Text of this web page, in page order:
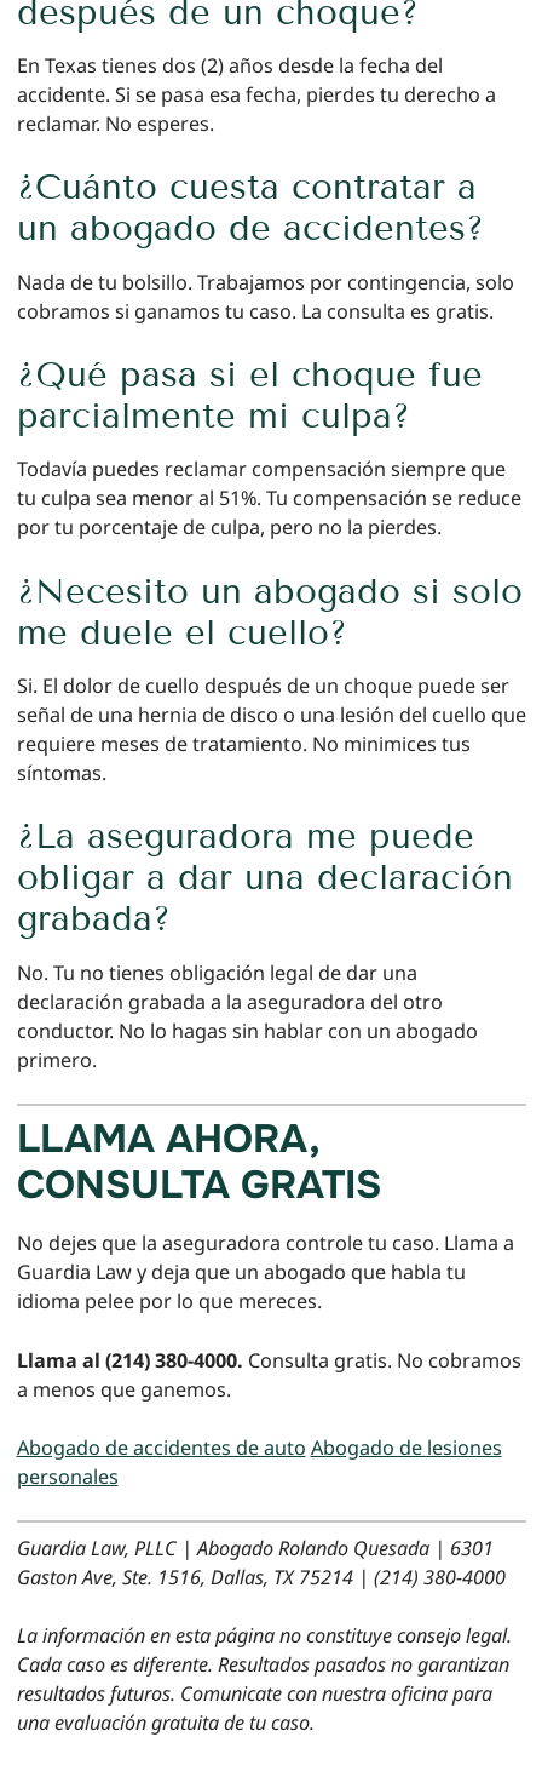
después de un choque?
En Texas tienes dos (2) años desde la fecha del
accidente. Si se pasa esa fecha, pierdes tu derecho a
reclamar. No esperes.
¿Cuánto cuesta contratar a
un abogado de accidentes?
Nada de tu bolsillo. Trabajamos por contingencia, solo
cobramos si ganamos tu caso. La consulta es gratis.
¿Qué pasa si el choque fue
parcialmente mi culpa?
Todavía puedes reclamar compensación siempre que
tu culpa sea menor al 51%. Tu compensación se reduce
por tu porcentaje de culpa, pero no la pierdes.
¿Necesito un abogado si solo
me duele el cuello?
Si. El dolor de cuello después de un choque puede ser
señal de una hernia de disco o una lesión del cuello que
requiere meses de tratamiento. No minimices tus
síntomas.
¿La aseguradora me puede
obligar a dar una declaración
grabada?
No. Tu no tienes obligación legal de dar una
declaración grabada a la aseguradora del otro
conductor. No lo hagas sin hablar con un abogado
primero.
LLAMA AHORA,
CONSULTA GRATIS
No dejes que la aseguradora controle tu caso. Llama a
Guardia Law y deja que un abogado que habla tu
idioma pelee por lo que mereces.
Llama al (214) 380-4000. Consulta gratis. No cobramos
a menos que ganemos.
Abogado de accidentes de auto Abogado de lesiones
personales
Guardia Law, PLLC | Abogado Rolando Quesada | 6301
Gaston Ave, Ste. 1516, Dallas, TX 75214 | (214) 380-4000
La información en esta página no constituye consejo legal.
Cada caso es diferente. Resultados pasados no garantizan
resultados futuros. Comunicate con nuestra oficina para
una evaluación gratuita de tu caso.